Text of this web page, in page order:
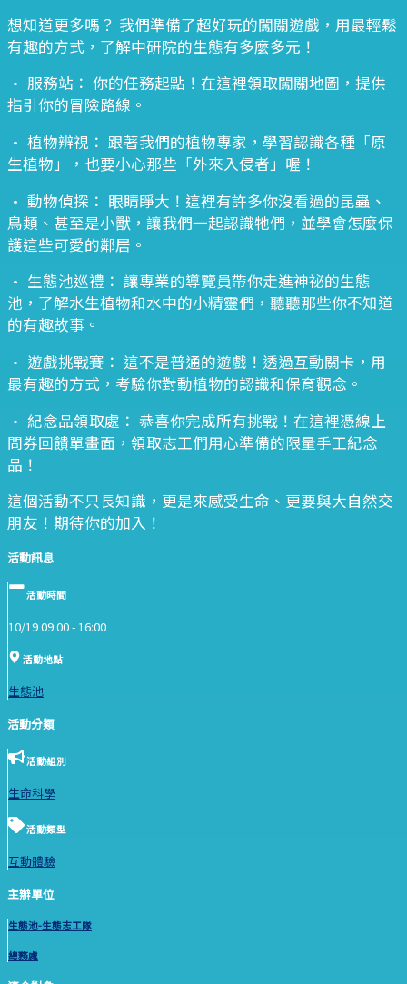
想知道更多嗎？ 我們準備了超好玩的闖關遊戲，用最輕鬆
有趣的方式，了解中研院的生態有多麼多元！
• 服務站： 你的任務起點！在這裡領取闖關地圖，提供
指引你的冒險路線。
• 植物辨視： 跟著我們的植物專家，學習認識各種「原
生植物」，也要小心那些「外來入侵者」喔！
• 動物偵探： 眼睛睜大！這裡有許多你沒看過的昆蟲、
鳥類、甚至是小獸，讓我們一起認識牠們，並學會怎麼保
護這些可愛的鄰居。
• 生態池巡禮： 讓專業的導覽員帶你走進神祕的生態
池，了解水生植物和水中的小精靈們，聽聽那些你不知道
的有趣故事。
• 遊戲挑戰賽： 這不是普通的遊戲！透過互動關卡，用
最有趣的方式，考驗你對動植物的認識和保育觀念。
• 紀念品領取處： 恭喜你完成所有挑戰！在這裡憑線上
問券回饋單畫面，領取志工們用心準備的限量手工紀念
品！
這個活動不只長知識，更是來感受生命、更要與大自然交
朋友！期待你的加入！
活動訊息
活動時間
10/19 09:00 - 16:00
活動地點
生態池
活動分類
活動組別
生命科學
活動類型
互動體驗
主辦單位
生態池-生態志工隊
總務處